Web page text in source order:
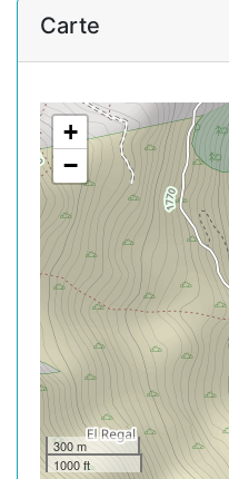
Carte
+
−
300 m
1000 ft